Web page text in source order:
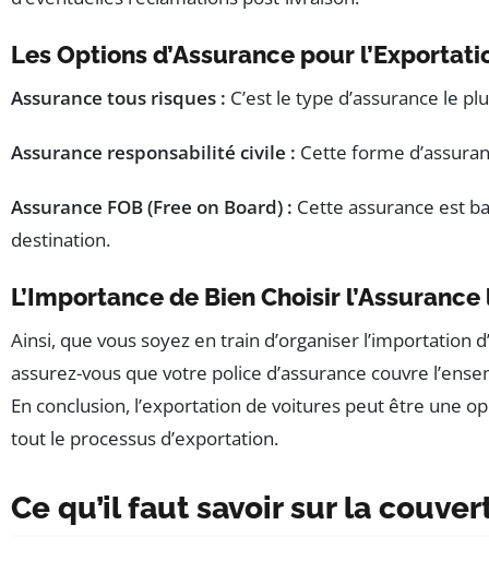
Les Options d’Assurance pour
Assurance tous risques : C’est le type d’assurance le
Assurance responsabilité civile : Cette forme
Assurance FOB (Free on Board) : Cette assurance est
destination.
L’Importance de Bien Choisir
Ainsi, que vous soyez en train d’organiser
assurez-vous que votre police d’assurance couvre
En conclusion, l’exportation de voitures peut être une
tout le processus d’exportation.
Ce qu’il faut savoir sur la